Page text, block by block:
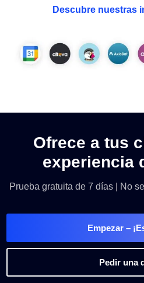
Descubre nuestras
Ofrece a tus
experiencia
Prueba gratuita de 7 días | No
Empezar–
Pedir una